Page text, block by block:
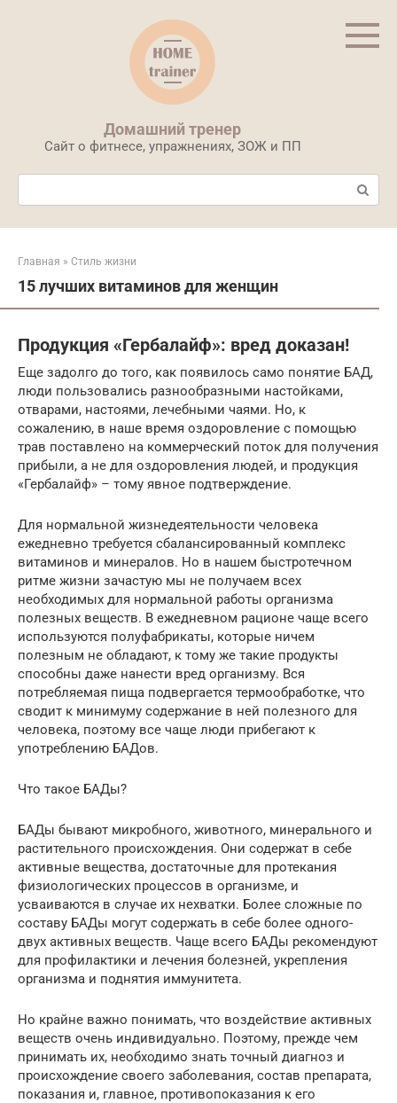
Домашний тренер
Сайт о фитнесе, упражнениях, ЗОЖ и ПП
Поиск:
Главная » Стиль жизни
15 лучших витаминов для женщин
Продукция «Гербалайф»: вред доказан!
Еще задолго до того, как появилось само понятие БАД,
люди пользовались разнообразными настойками,
отварами, настоями, лечебными чаями. Но, к
сожалению, в наше время оздоровление с помощью
трав поставлено на коммерческий поток для получения
прибыли, а не для оздоровления людей, и продукция
«Гербалайф» – тому явное подтверждение.
Для нормальной жизнедеятельности человека
ежедневно требуется сбалансированный комплекс
витаминов и минералов. Но в нашем быстротечном
ритме жизни зачастую мы не получаем всех
необходимых для нормальной работы организма
полезных веществ. В ежедневном рационе чаще всего
используются полуфабрикаты, которые ничем
полезным не обладают, к тому же такие продукты
способны даже нанести вред организму. Вся
потребляемая пища подвергается термообработке, что
сводит к минимуму содержание в ней полезного для
человека, поэтому все чаще люди прибегают к
употреблению БАДов.
Что такое БАДы?
БАДы бывают микробного, животного, минерального и
растительного происхождения. Они содержат в себе
активные вещества, достаточные для протекания
физиологических процессов в организме, и
усваиваются в случае их нехватки. Более сложные по
составу БАДы могут содержать в себе более одного-
двух активных веществ. Чаще всего БАДы рекомендуют
для профилактики и лечения болезней, укрепления
организма и поднятия иммунитета.
Но крайне важно понимать, что воздействие активных
веществ очень индивидуально. Поэтому, прежде чем
принимать их, необходимо знать точный диагноз и
происхождение своего заболевания, состав препарата,
показания и, главное, противопоказания к его